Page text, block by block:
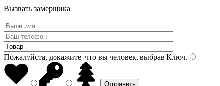
Вызвать замерщика
Пожалуйста, докажите, что вы человек, выбрав Ключ.